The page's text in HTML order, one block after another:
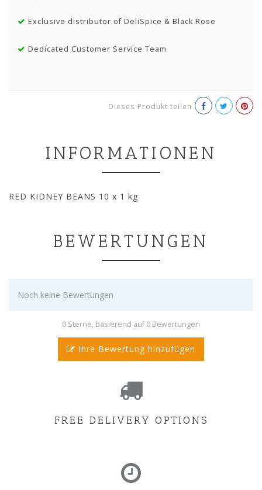
Exclusive distributor of DeliSpice & Black Rose
Dedicated Customer Service Team
Dieses Produkt teilen
INFORMATIONEN
RED KIDNEY BEANS 10 x 1 kg
BEWERTUNGEN
Noch keine Bewertungen
0 Sterne, basierend auf 0 Bewertungen
Ihre Bewertung hinzufügen
FREE DELIVERY OPTIONS